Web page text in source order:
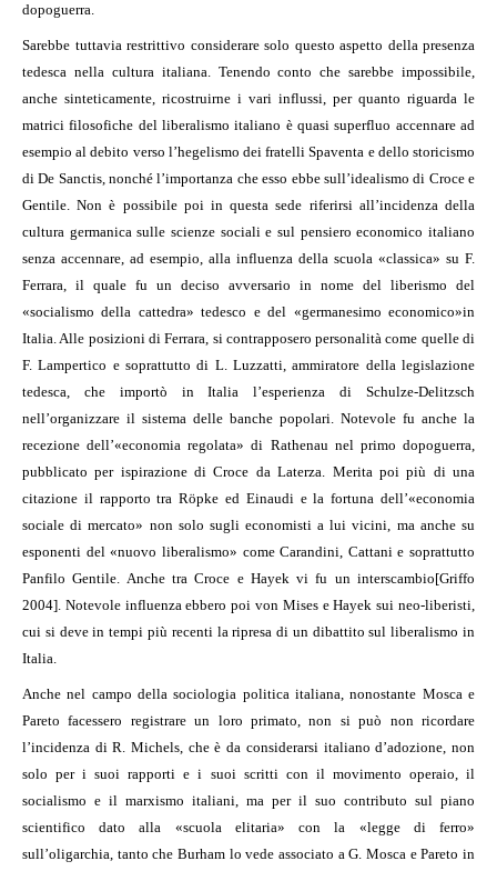
dopoguerra.
Sarebbe tuttavia restrittivo considerare solo questo aspetto della presenza
tedesca nella cultura italiana. Tenendo conto che sarebbe impossibile,
anche sinteticamente, ricostruirne i vari influssi, per quanto riguarda le
matrici filosofiche del liberalismo italiano è quasi superfluo accennare ad
esempio al debito verso l’hegelismo dei fratelli Spaventa e dello storicismo
di De Sanctis, nonché l’importanza che esso ebbe sull’idealismo di Croce e
Gentile. Non è possibile poi in questa sede riferirsi all’incidenza della
cultura germanica sulle scienze sociali e sul pensiero economico italiano
senza accennare, ad esempio, alla influenza della scuola «classica» su F.
Ferrara, il quale fu un deciso avversario in nome del liberismo del
«socialismo della cattedra» tedesco e del «germanesimo economico»in
Italia. Alle posizioni di Ferrara, si contrapposero personalità come quelle di
F. Lampertico e soprattutto di L. Luzzatti, ammiratore della legislazione
tedesca, che importò in Italia l’esperienza di Schulze-Delitzsch
nell’organizzare il sistema delle banche popolari. Notevole fu anche la
recezione dell’«economia regolata» di Rathenau nel primo dopoguerra,
pubblicato per ispirazione di Croce da Laterza. Merita poi più di una
citazione il rapporto tra Röpke ed Einaudi e la fortuna dell’«economia
sociale di mercato» non solo sugli economisti a lui vicini, ma anche su
esponenti del «nuovo liberalismo» come Carandini, Cattani e soprattutto
Panfilo Gentile. Anche tra Croce e Hayek vi fu un interscambio[Griffo
2004]. Notevole influenza ebbero poi von Mises e Hayek sui neo-liberisti,
cui si deve in tempi più recenti la ripresa di un dibattito sul liberalismo in
Italia.
Anche nel campo della sociologia politica italiana, nonostante Mosca e
Pareto facessero registrare un loro primato, non si può non ricordare
l’incidenza di R. Michels, che è da considerarsi italiano d’adozione, non
solo per i suoi rapporti e i suoi scritti con il movimento operaio, il
socialismo e il marxismo italiani, ma per il suo contributo sul piano
scientifico dato alla «scuola elitaria» con la «legge di ferro»
sull’oligarchia, tanto che Burham lo vede associato a G. Mosca e Pareto in